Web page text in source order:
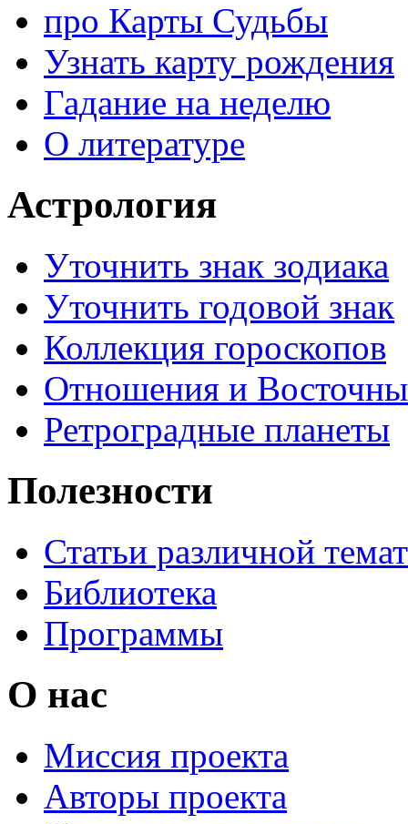
про Карты Судьбы
Узнать карту рождения
Гадание на неделю
О литературе
Астрология
Уточнить знак зодиака
Уточнить годовой знак
Коллекция гороскопов
Отношения и
Ретроградные планеты
Полезности
Статьи различной
Библиотека
Программы
О нас
Миссия проекта
Авторы проекта